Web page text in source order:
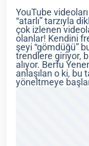
YouTube
“atarlı” tarzıyla
çok izlenen
olanlar! Kendini
şeyi “gömdüğü”
trendlere giriyor,
alıyor. Berfu
anlaşılan o ki, bu
yöneltmeye